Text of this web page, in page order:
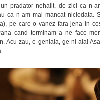
pradator nehalit, de zici ca n-
ca n-am mai mancat niciodata.
pe care o vanez fara jena in
cand terminam a ne face
Acu zau, e geniala, ge-ni-ala!